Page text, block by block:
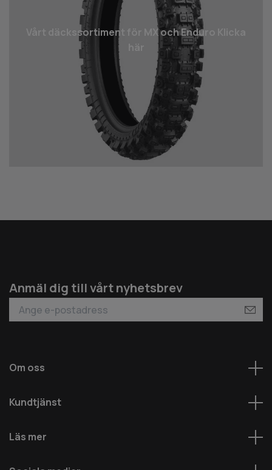
Vårt däcks­sortiment för MX och Enduro Klicka
Anmäl dig till vårt nyhetsbrev
Om oss
Kundtjänst
Läs mer